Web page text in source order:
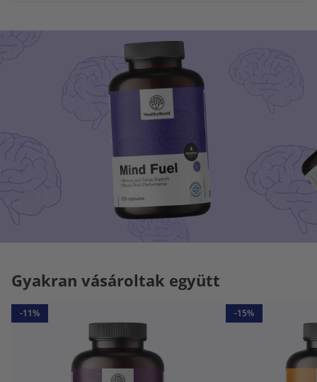
Gyakran vásároltak együtt
-11% -15%